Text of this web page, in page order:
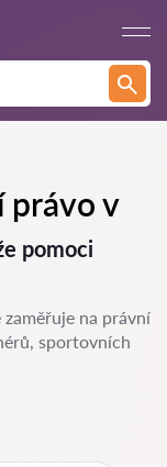
právo v
pomoci
na právní
sportovních